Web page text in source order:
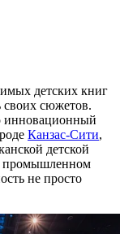
детских книг
своих сюжетов.
инновационный
Канзас-Сити,
детской
промышленном
не просто